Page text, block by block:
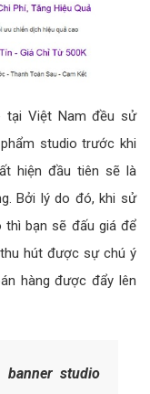
tại Việt Nam đều sử
studio trước khi
hiện đầu tiên sẽ là
Bởi lý do đó, khi sử
thì bạn sẽ đấu giá để
hút được sự chú ý
hàng được đẩy lên
banner studio